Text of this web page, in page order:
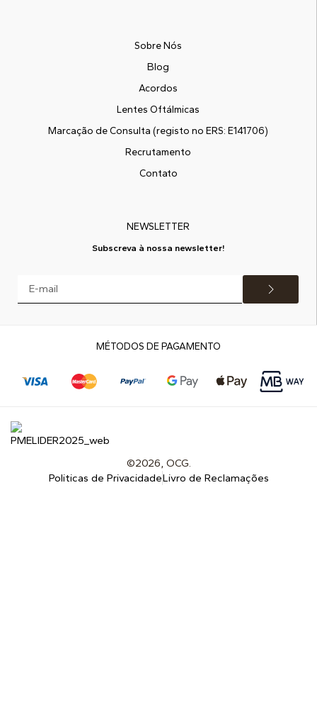
Sobre Nós
Blog
Acordos
Lentes Oftálmicas
Marcação de Consulta (registo no ERS: E141706)
Recrutamento
Contato
NEWSLETTER
Subscreva à nossa newsletter!
MÉTODOS DE PAGAMENTO
©2026, OCG.
Politicas de PrivacidadeLivro de Reclamações